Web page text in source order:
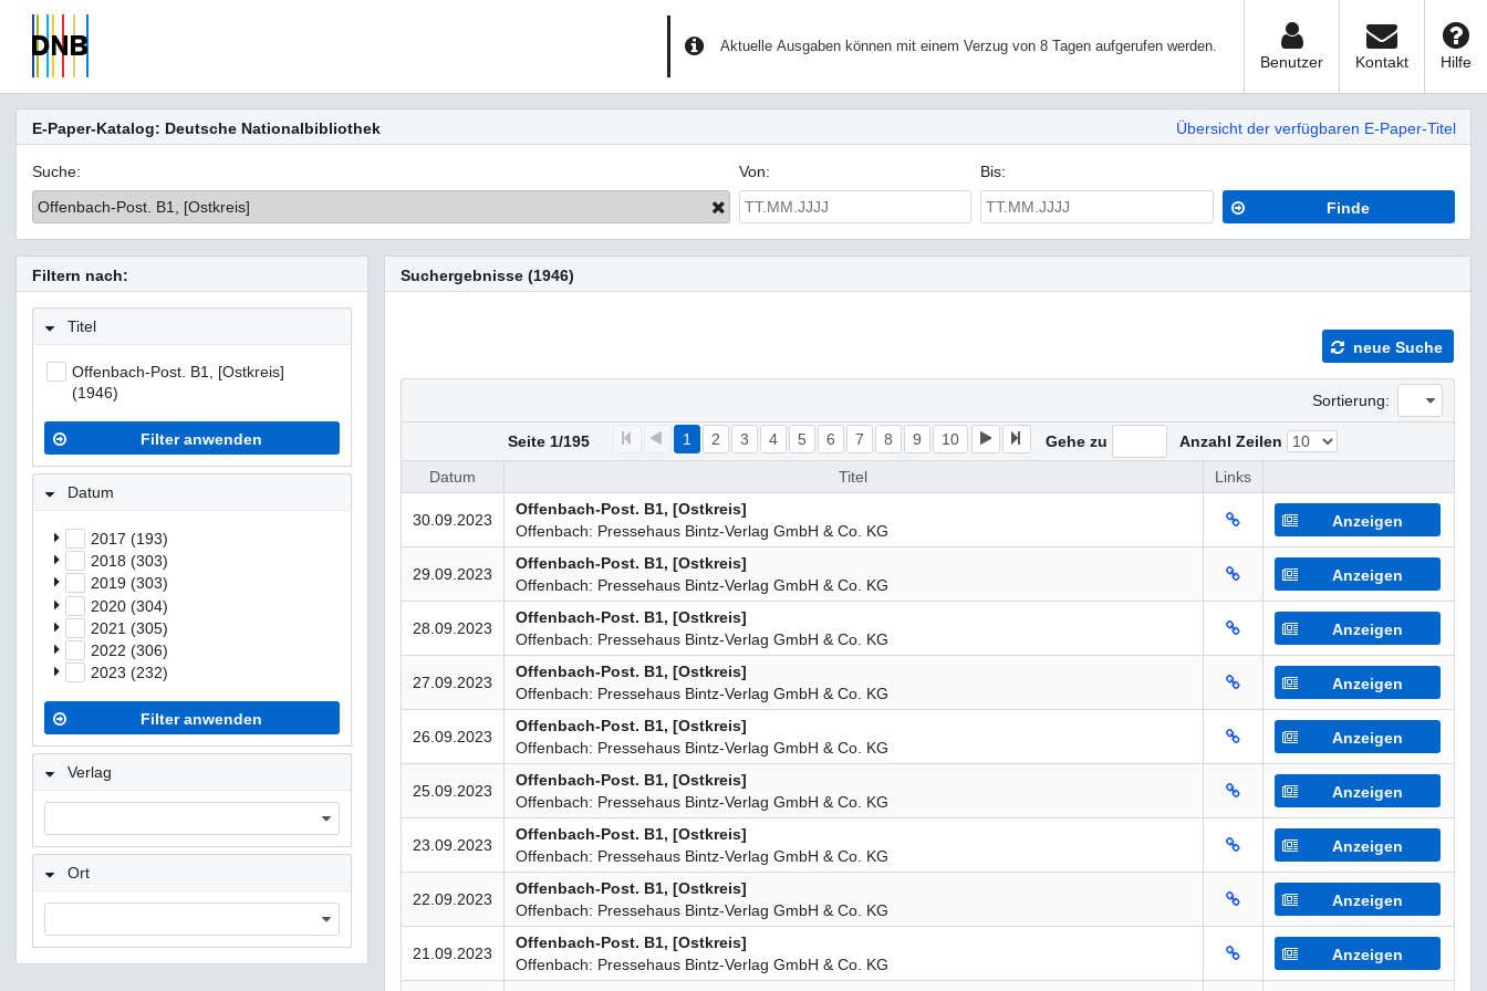
Aktuelle Ausgaben können mit einem Verzug von 8 Tagen aufgerufen werden.
Benutzer Kontakt Hilfe
Übersicht der verfügbaren E-Paper-Titel
E-Paper-Katalog: Deutsche Nationalbibliothek
Suche:
Offenbach-Post. B1, [Ostkreis]
Von: Bis:
Finde
Filtern nach:
Titel
Offenbach-Post. B1, [Ostkreis]
(1946)
Filter anwenden
Datum
2017 (193)
2018 (303)
2019 (303)
2020 (304)
2021 (305)
2022 (306)
2023 (232)
Filter anwenden
Verlag
Ort
Suchergebnisse (1946)
neue Suche
Sortierung:
Seite 1/195 1 2 3 4 5 6 7 8 9 10 Gehe zu
Anzahl Zeilen
Datum
Titel Links
30.09.2023
Offenbach-Post. B1, [Ostkreis]
Offenbach: Pressehaus Bintz-Verlag GmbH & Co. KG
Anzeigen
29.09.2023
Offenbach-Post. B1, [Ostkreis]
Offenbach: Pressehaus Bintz-Verlag GmbH & Co. KG
Anzeigen
28.09.2023
Offenbach-Post. B1, [Ostkreis]
Offenbach: Pressehaus Bintz-Verlag GmbH & Co. KG
Anzeigen
27.09.2023
Offenbach-Post. B1, [Ostkreis]
Offenbach: Pressehaus Bintz-Verlag GmbH & Co. KG
Anzeigen
26.09.2023
Offenbach-Post. B1, [Ostkreis]
Offenbach: Pressehaus Bintz-Verlag GmbH & Co. KG
Anzeigen
25.09.2023
Offenbach-Post. B1, [Ostkreis]
Offenbach: Pressehaus Bintz-Verlag GmbH & Co. KG
Anzeigen
23.09.2023
Offenbach-Post. B1, [Ostkreis]
Offenbach: Pressehaus Bintz-Verlag GmbH & Co. KG
Anzeigen
22.09.2023
Offenbach-Post. B1, [Ostkreis]
Offenbach: Pressehaus Bintz-Verlag GmbH & Co. KG
Anzeigen
21.09.2023
Offenbach-Post. B1, [Ostkreis]
Offenbach: Pressehaus Bintz-Verlag GmbH & Co. KG
Anzeigen